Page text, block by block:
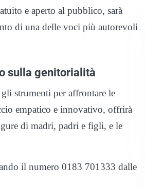
e aperto al pubblico, sarà
di una delle voci più autorevoli
sulla genitorialità
strumenti per affrontare le
empatico e innovativo, offrirà
di madri, padri e figli, e le
il numero 0183 701333 dalle